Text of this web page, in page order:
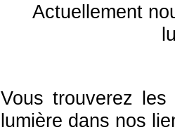
Actuellement
Vous trouverez les
lumière dans nos